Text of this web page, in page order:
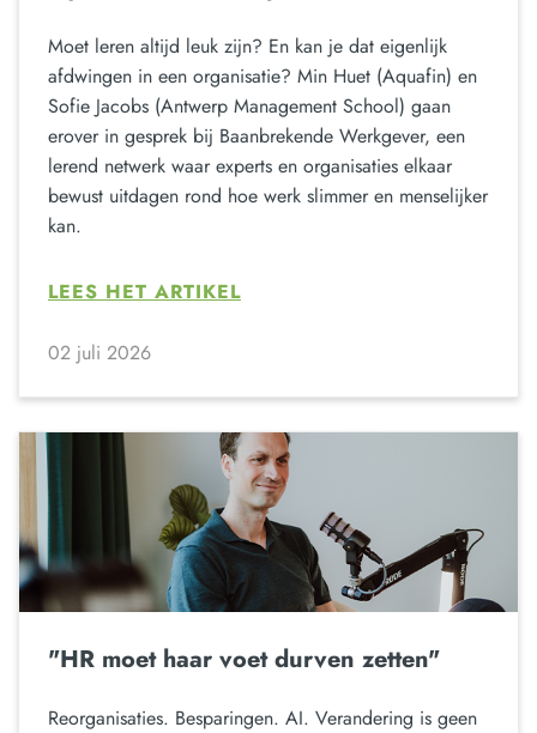
Moet leren altijd leuk zijn? En kan je dat eigenlijk
afdwingen in een organisatie? Min Huet (Aquafin) en
Sofie Jacobs (Antwerp Management School) gaan
erover in gesprek bij Baanbrekende Werkgever, een
lerend netwerk waar experts en organisaties elkaar
bewust uitdagen rond hoe werk slimmer en menselijker
kan.
LEES HET ARTIKEL
02 juli 2026
"HR moet haar voet durven zetten"
Reorganisaties. Besparingen. AI. Verandering is geen